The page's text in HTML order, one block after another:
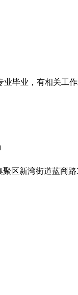
毕业，有相关工
区新湾街道蓝商